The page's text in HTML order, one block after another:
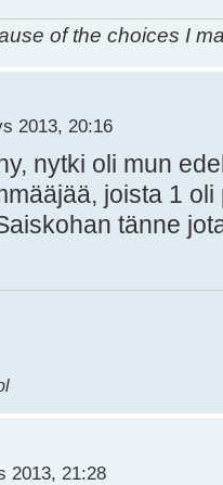
of the choices I
2013, 20:16
nytki oli mun
joista 1
tänne
2013, 21:28